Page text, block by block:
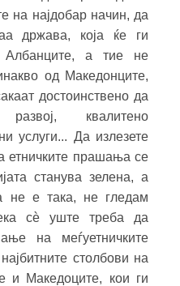
на најдобар начин, да
држава, која ќе ги
а тие не
од Македонците,
достоинствено да
квалитено
услуги... Да излезете
етничките прашања се
станува зелена, а
не е така, не гледам
сѐ уште треба да
на меѓуетничките
столбови на
и Македоците, кои ги